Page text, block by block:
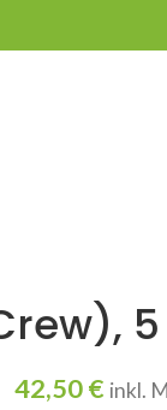
42,50€ inkl.